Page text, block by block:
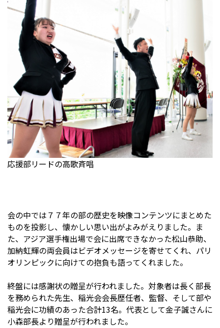
応援部リードの高歌斉唱
会の中では７７年の部の歴史を映像コンテンツにまとめた
ものを投影し、懐かしい思い出がよみがえりました。ま
た、アジア選手権出場で会に出席できなかった松山恭助、
加納虹輝の両会員はビデオメッセージを寄せてくれ、パリ
オリンピックに向けての抱負も語ってくれました。
終盤には感謝状の贈呈が行われました。対象者は長く部長
を務められた先生、稲光会会長歴任者、監督、そして部や
稲光会に功績のあった合計13名。代表として金子誠さんに
小森部長より贈呈が行われました。